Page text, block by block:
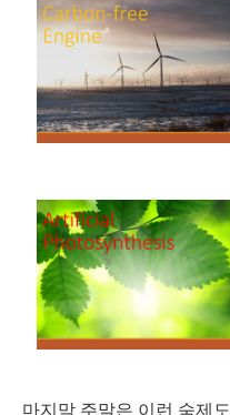
마지막 주말은 이런 숙제도